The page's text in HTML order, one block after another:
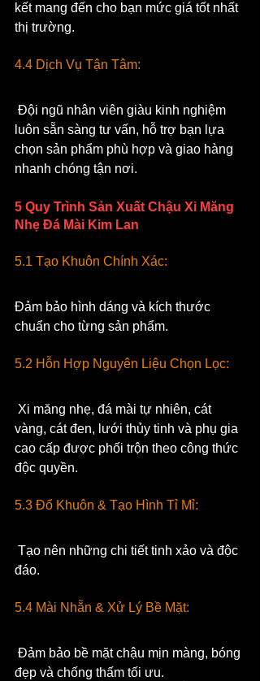
kết mang đến cho bạn mức giá tốt nhất
thị trường.
4.4 Dịch Vụ Tận Tâm:
luôn sẵn sàng tư vấn, hỗ trợ bạn lựa
chọn sản phẩm phù hợp và giao hàng
nhanh chóng tận nơi.
5 Quy Trình Sản Xuất Chậu Xi Măng
Nhẹ Đá Mài Kim Lan
5.1 Tạo Khuôn Chính Xác:
Đảm bảo hình dáng và kích thước
chuẩn cho từng sản phẩm.
5.2 Hỗn Hợp Nguyên Liệu Chọn Lọc:
vàng, cát đen, lưới thủy tinh và phụ gia
cao cấp được phối trộn theo công thức
độc quyền.
5.3 Đổ Khuôn & Tạo Hình Tỉ Mỉ:
đáo.
5.4 Mài Nhẵn & Xử Lý Bề Mặt:
đẹp và chống thấm tối ưu.